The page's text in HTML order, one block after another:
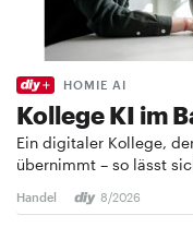
HOMIE AI
Kollege KI im
Ein digitaler Kollege,
übernimmt – so lässt
Handel 8/2026